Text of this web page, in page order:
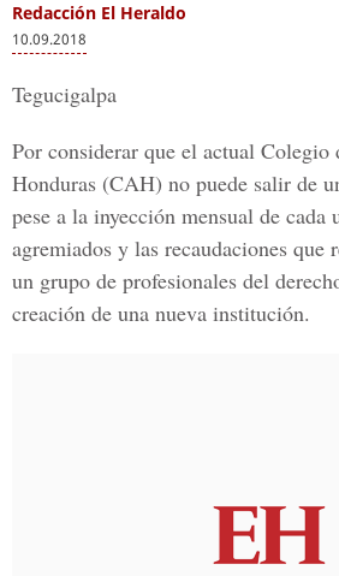
Redacción El Heraldo
10.09.2018
Tegucigalpa
Por considerar que el actual Colegio
Honduras (CAH) no puede salir de
pese a la inyección mensual de cada
agremiados y las recaudaciones que
un grupo de profesionales del
creación de una nueva institución.